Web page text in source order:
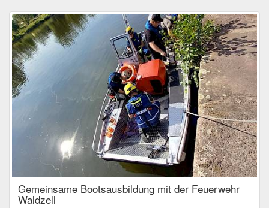
Gemeinsame Bootsausbildung mit der Feuerwehr
Waldzell